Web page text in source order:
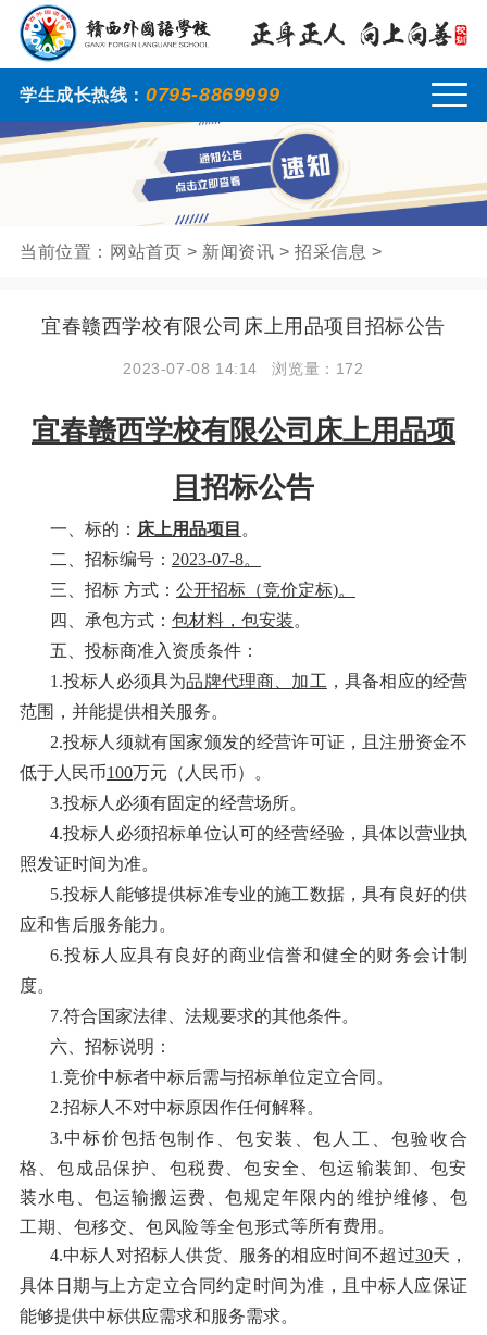
学生成长热线：0795-8869999
当前位置： 网站首页 > 新闻资讯 >招采信息 >
宜春赣西学校有限公司床上用品项目招标公告
2023-07-08 14:14 浏览量： 172
宜春赣西学校有限公司床上用品项
目招标公告
一、标的： 床上用品项目 。
二、招标编号： 2023-07-8。
三、 招标 方式： 公开招标（竞价定标)。
四、 承包方式： 包材料，包安装。
五、投标商准入资质条件：
1.投标人必须具为品牌代理商、 加工 ，具备相应的经营
范围，并能提供相关服务。
2.投标人须就有国家颁发的经营许可证，且注册资金不
低于人民币100万元（人民币）。
3.投标人必须有固定的经营场所。
4.投标人必须招标单位认可的经营经验，具体以营业执
照发证时间为准。
5.投标人能够提供标准专业的施工数据，具有良好的供
应和售后服务能力。
6.投标人应具有良好的商业信誉和健全的财务会计制
度。
7.符合国家法律、法规要求的其他条件。
六、招标说明 ：
1.竞价中标者中标后需与招标单位定立合同。
2.招标人不对中标原因作任何解释。
3.中标价包括包制作 、包安装、包人工、 包验收合
格、包成品保护、 包税费、包安全、包运输装卸、包安
装水电、 包运输搬运费、包规定年限内的维护维修、包
工期、包移交、包风险等全包形式等所有费用 。
4.中标人对招标人供货、服务的相应时间不超过30天，
具体日期与上方定立合同约定时间为准，且中标人应保证
能够提供中标供应需求和服务需求。